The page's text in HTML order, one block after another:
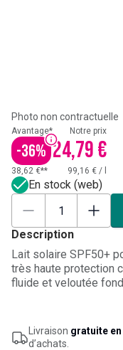
Photo non contractuelle
Avantage*
-36%
Notre prix
24,79 €
38,62 €** 99,16 € /
En stock (web)
Description
Lait solaire SPF50+
très haute protection
fluide et veloutée
ou hypersensibles
transpiration et aux
Livraison gratuite
d’achats.